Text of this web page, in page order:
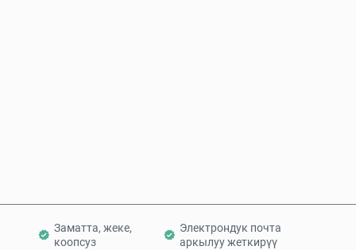
Заматта, жеке,
коопсуз
Электрондук почта
аркылуу жеткирүү